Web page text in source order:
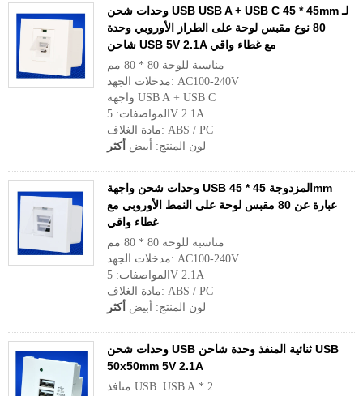
وحدات شحن USB USB A + USB C 45 * 45mm لـ
80 نوع مقبس لوحة على الطراز الأوروبي وحدة
شاحن USB 5V 2.1A مع غطاء واقي
مناسبة للوحة 80 * 80 مم
مدخلات الجهد: AC100-240V
واجهة USB A + USB C
المواصفات: 5V 2.1A
مادة الغلاف: ABS / PC
لون المنتج: أبيض أكثر
وحدات شحن واجهة USB المزدوجة 45 * 45mm
عبارة عن 80 مقبس لوحة على النمط الأوروبي مع
غطاء واقي
مناسبة للوحة 80 * 80 مم
مدخلات الجهد: AC100-240V
المواصفات: 5V 2.1A
مادة الغلاف: ABS / PC
لون المنتج: أبيض أكثر
وحدات شحن USB ثنائية المنفذ وحدة شاحن USB
50x50mm 5V 2.1A
منافذ USB: USB A * 2